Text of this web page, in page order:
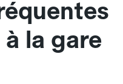
la gare